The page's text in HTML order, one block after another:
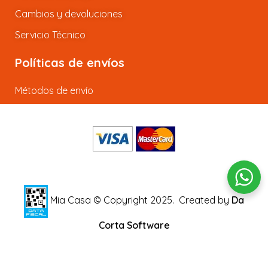
Cambios y devoluciones
Servicio Técnico
Políticas de envíos
Métodos de envío
Mia Casa © Copyright 2025. Created by Da
Corta Software